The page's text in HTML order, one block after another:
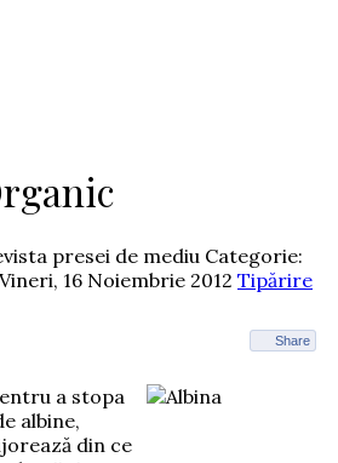
presei de mediu Categorie:
16 Noiembrie 2012 Tipărire
Share
a stopa
albine,
din ce